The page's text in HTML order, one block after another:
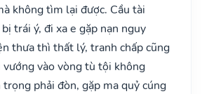
không tìm lại được. Cầu tài
trái ý, đi xa e gặp nạn nguy
thưa thì thất lý, tranh chấp cũng
vào vòng tù tội không
phải đòn, gặp ma quỷ cúng